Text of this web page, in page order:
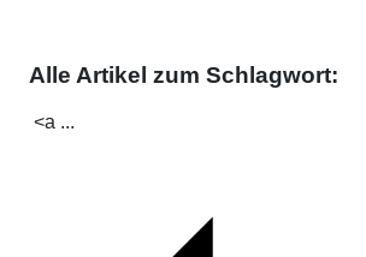
Alle Artikel zum Schlagwort:
<a ...